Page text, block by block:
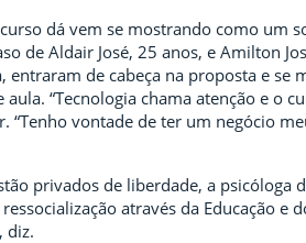
dá vem se mostrando como um
de Aldair José, 25 anos, e Amilton
de cabeça na proposta e se
“Tecnologia chama atenção e o
vontade de ter um negócio
privados de liberdade, a psicóloga
através da Educação e
diz.